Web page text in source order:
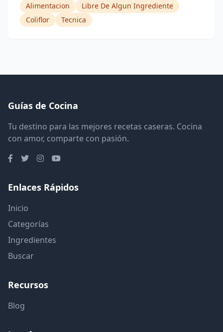
Alimentacion
Libre De Algun Ingrediente
Coliflor
Tecnica
Guías de Cocina
Tu destino para las mejores recetas caseras. Cocina
con amor, comparte con pasión.
Enlaces Rápidos
Inicio
Categorías
Ingredientes
Buscar
Recursos
Blog